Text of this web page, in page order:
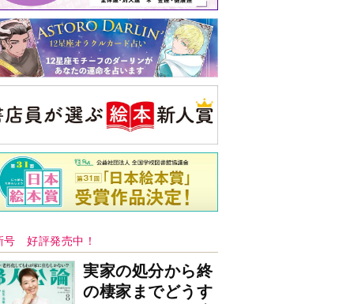
義実家について、義弟が私へ怒りのLINE
ピアノの月謝、払うべき？
公論新社の本
もうじきたべられるぼく
はせがわゆうじ 作
詳しくみる
フォメーション
で始める遺言を書
耳にすっぽり！オーテ